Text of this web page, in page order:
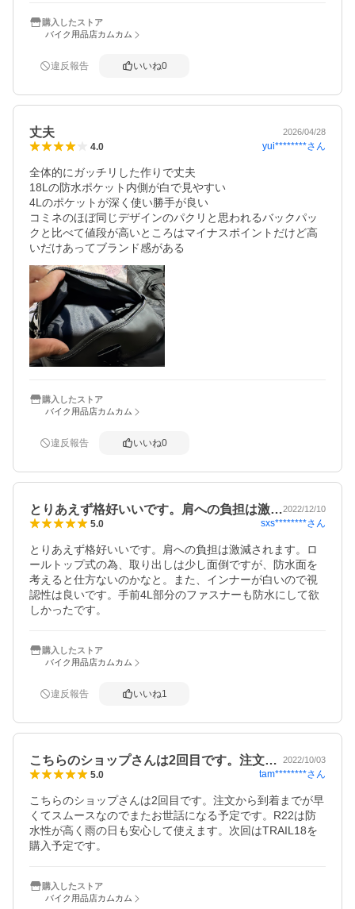
購入したストア
バイク用品店カムカム
違反報告 いいね0
丈夫 2026/04/28
4.0 yui********さん
全体的にガッチリした作りで丈夫
18Lの防水ポケット内側が白で見やすい
4Lのポケットが深く使い勝手が良い
コミネのほぼ同じデザインのパクリと思われるバックパッ
クと比べて値段が高いところはマイナスポイントだけど高
いだけあってブランド感がある
購入したストア
バイク用品店カムカム
違反報告 いいね0
とりあえず格好いいです。肩への負担は激…2022/12/10
5.0 sxs********さん
とりあえず格好いいです。肩への負担は激減されます。ロ
ールトップ式の為、取り出しは少し面倒ですが、防水面を
考えると仕方ないのかなと。また、インナーが白いので視
認性は良いです。手前4L部分のファスナーも防水にして欲
しかったです。
購入したストア
バイク用品店カムカム
違反報告 いいね1
こちらのショップさんは2回目です。注文… 2022/10/03
5.0 tam********さん
こちらのショップさんは2回目です。注文から到着までが早
くてスムースなのでまたお世話になる予定です。R22は防
水性が高く雨の日も安心して使えます。次回はTRAIL18を
購入予定です。
購入したストア
バイク用品店カムカム